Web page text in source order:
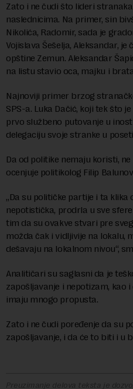
Zato i ne čudi što lideri
naslednicima. Na primer, sin
Nikolića, Radomir, sada je
Vojislava Šešelja, Aleksandar,
opštine Zemun. Aleksandar
na listu stavio oca, majku i
Najnoviji primer brzog
SPS-a. Luka Dačić, koji tek što
prvo službeno putovanje u
delegaciju svoje stranke u
Da od politike nemaju koristi,
ocenjuje politikolog Filip
„Da su političke partije i ta klika
nepotistička, prodrla u sve
tim da su ovakve stvari pre
možda čak i vidljivije na lokalu,
dešavaju na lokalnom nivou“,
Analitičari su saglasni da je
zapošljavanje i nepotizam, kao
imaju mnogo propusta.
Zato i ne čudi poređenje da su
zapošljavanje, i da će to biti i u
Preuzimanje delova teksta je